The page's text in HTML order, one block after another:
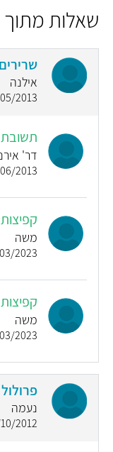
שאלות מתוך
אילנה
| 17:11
דר'
| 14:09
משה
| 22:15
משה
| 22:16
פרולול 10 מג לחרדה מרופאים
נעמה
| 10:47